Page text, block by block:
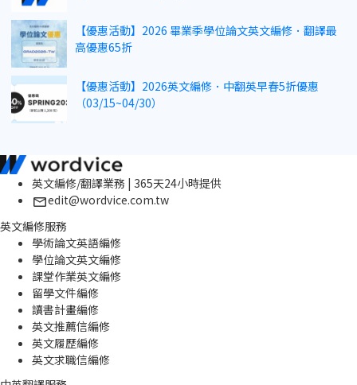
【優惠活動】2026 畢業季學位論文英文編修．翻譯最
高優惠65折
【優惠活動】2026英文編修．中翻英早春5折優惠
（03/15~04/30）
英文編修/翻譯業務 | 365天24小時提供
edit@wordvice.com.tw
英文編修服務
學術論文英語編修
學位論文英文編修
課堂作業英文編修
留學文件編修
讀書計畫編修
英文推薦信編修
英文履歷編修
英文求職信編修